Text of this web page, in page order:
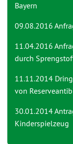
Bayern
09.08.2016
11.04.2016
durch
11.11.2014
von
30.01.2014
Kinderspielzeug